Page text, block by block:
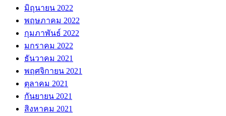
มิถุนายน 2022
พฤษภาคม 2022
กุมภาพันธ์ 2022
มกราคม 2022
ธันวาคม 2021
พฤศจิกายน 2021
ตุลาคม 2021
กันยายน 2021
สิงหาคม 2021